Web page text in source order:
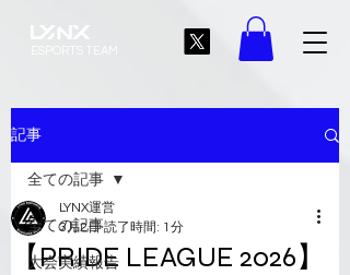
ESPORTS TEAM
記事
全ての記事
大会実績報告
全ての記事
【PRIDE LEAGUE 2026】
LYNX運営
3月2日 読了時間: 1分